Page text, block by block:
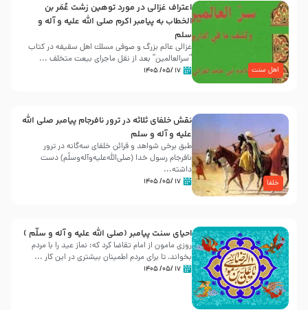
اهل سنت
اعتراف غزالی در مورد توهین زشت عُمَر بن
الخطاب به پیامبر اکرم صلی الله علیه و آله و
سلم
غزالی عالم بزرگ و صوفی مسلك اهل سقيفه در کتاب
“سرالعالمین” بعد از نقل ماجرای بیعت متخلف ...
۱۷ /۰۵/ ۱۴۰۵
خلفا
نقش خلفای ثلاثه در ترور نافرجام پیامبر صلی الله
علیه و آله و سلم
طبق برخی شواهد و قرائن خلفای سه‌گانه در ترور
نافرجام رسول خدا (صلی‌الله‌علیه‌و‌آله‌وسلّم) دست
داشته‌...
۱۷ /۰۵/ ۱۴۰۵
احیای سنت پیامبر (صلی الله علیه و آله و سلّم )
روزی مامون از امام تقاضا کرد که: نماز عید را با مردم
بخواند، تا برای مردم اطمینان بیشتری در این کار ...
۱۷ /۰۵/ ۱۴۰۵